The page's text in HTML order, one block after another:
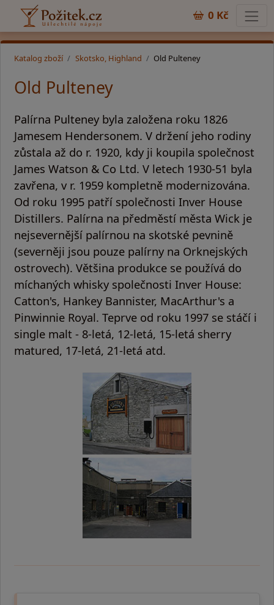
0 Kč
Katalog zboží Skotsko, Highland Old Pulteney
Old Pulteney
Palírna Pulteney byla založena roku 1826
Jamesem Hendersonem. V držení jeho rodiny
zůstala až do r. 1920, kdy ji koupila společnost
James Watson & Co Ltd. V letech 1930-51 byla
zavřena, v r. 1959 kompletně modernizována.
Od roku 1995 patří společnosti Inver House
Distillers. Palírna na předměstí města Wick je
nejsevernější palírnou na skotské pevnině
(severněji jsou pouze palírny na Orknejských
ostrovech). Většina produkce se používá do
míchaných whisky společnosti Inver House:
Catton's, Hankey Bannister, MacArthur's a
Pinwinnie Royal. Teprve od roku 1997 se stáčí i
single malt - 8-letá, 12-letá, 15-letá sherry
matured, 17-letá, 21-letá atd.